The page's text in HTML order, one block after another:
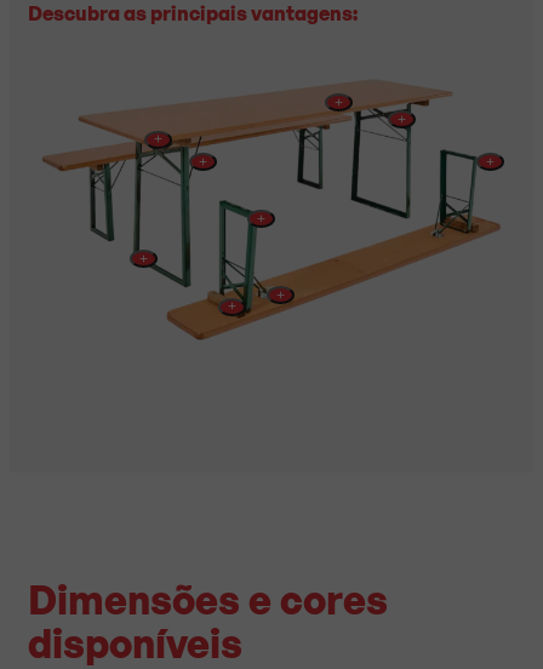
Descubra as principais vantagens:
+
+
+
+
+
+
+
+
+
Dimensões e cores
disponíveis